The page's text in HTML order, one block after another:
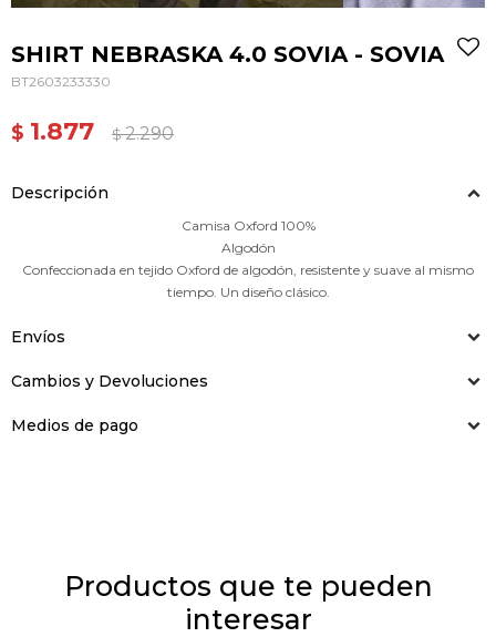
SHIRT NEBRASKA 4.0 SOVIA - SOVIA
BT2603233330
$ 1.877 $ 2.290
Descripción
Camisa Oxford 100%
Algodón
Confeccionada en tejido Oxford de algodón, resistente y suave al mismo
tiempo. Un diseño clásico.
Envíos
Cambios y Devoluciones
Medios de pago
Productos que te pueden
interesar